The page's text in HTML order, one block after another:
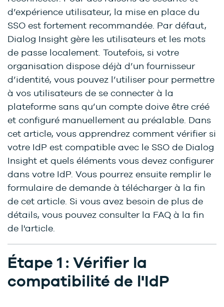
d’expérience utilisateur, la mise en place du
SSO est fortement recommandée. Par défaut,
Dialog Insight gère les utilisateurs et les mots
de passe localement. Toutefois, si votre
organisation dispose déjà d’un fournisseur
d’identité, vous pouvez l’utiliser pour permettre
à vos utilisateurs de se connecter à la
plateforme sans qu’un compte doive être créé
et configuré manuellement au préalable. Dans
cet article, vous apprendrez comment vérifier si
votre IdP est compatible avec le SSO de Dialog
Insight et quels éléments vous devez configurer
dans votre IdP. Vous pourrez ensuite remplir le
formulaire de demande à télécharger à la fin
de cet article. Si vous avez besoin de plus de
détails, vous pouvez consulter la FAQ à la fin
de l'article.
Étape 1 : Vérifier la
compatibilité de l'IdP